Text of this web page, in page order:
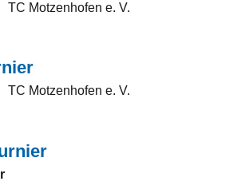
TC Motzenhofen e. V.
TC Motzenhofen e. V.